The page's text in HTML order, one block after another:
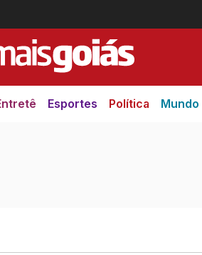
Esportes Política Mundo